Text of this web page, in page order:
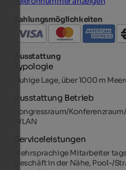
Zahlungsmöglichkeiten
Ausstattung
Typologie
Ruhige Lage, über 1000 m
Ausstattung Betrieb
Kongressraum/
WLAN
Serviceleistungen
Mehrsprachige Mitarbeiter
Geschäft in der Nähe, Pool-/